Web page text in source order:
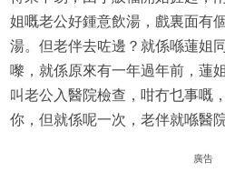
姐嘅老公好鍾意飲湯，戲裏面有
湯。但老伴去咗邊？就係喺蓮姐
嚟，就係原來有一年過年前，蓮
叫老公入醫院檢查，咁冇乜事嘅
你，但就係呢一次，老伴就喺醫
廣告